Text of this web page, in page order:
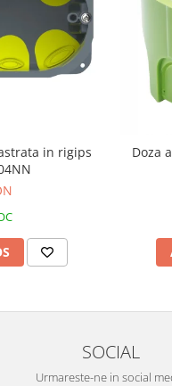
in rigips
Doza
SOCIAL
Urmareste-ne in social